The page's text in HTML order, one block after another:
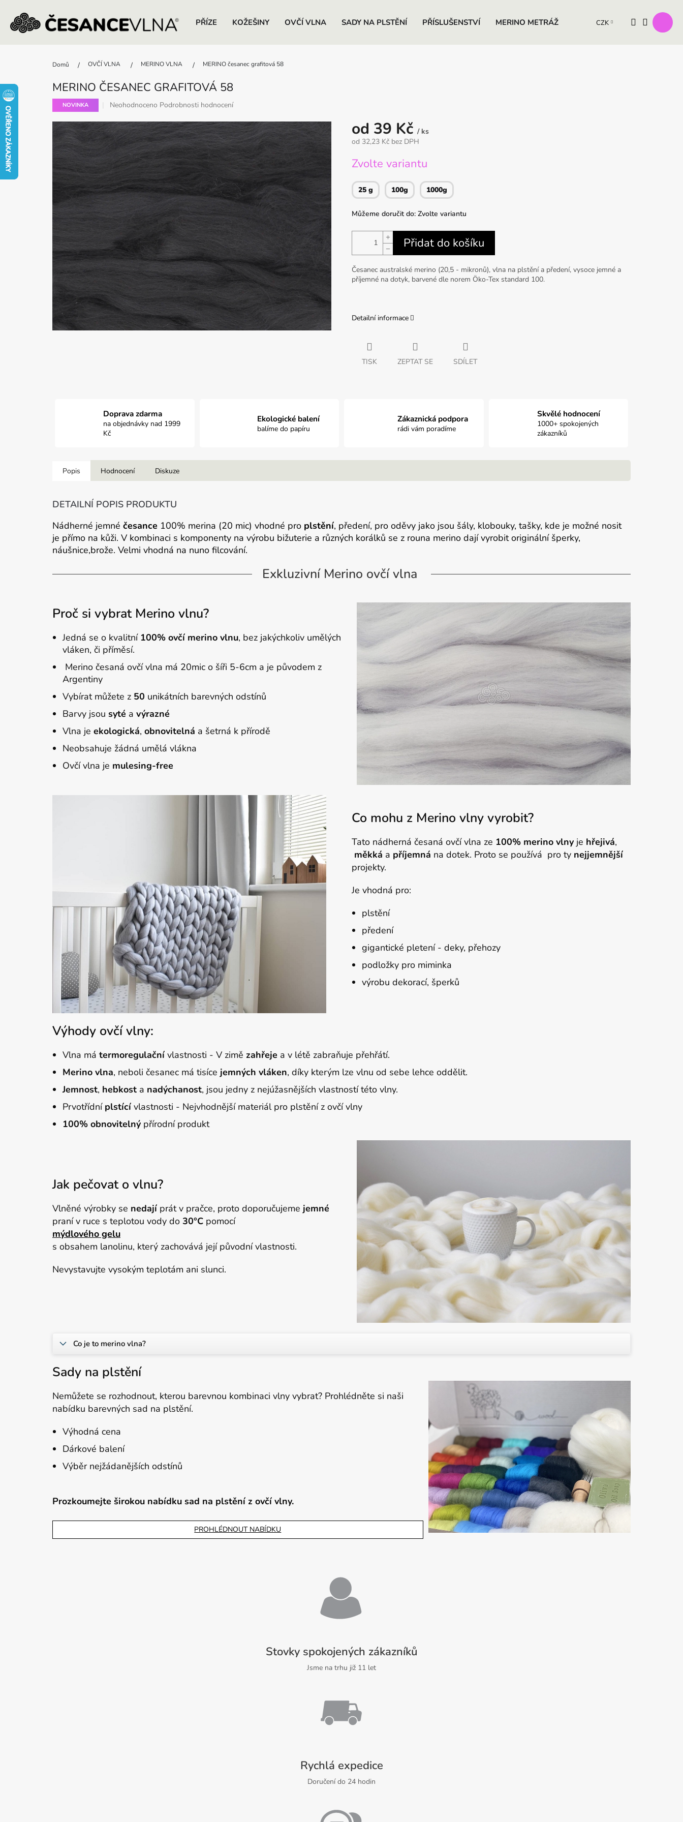
CZK
PŘÍZE KOŽEŠINY OVČÍ VLNA SADY NA PLSTĚNÍ PŘÍSLUŠENSTVÍ MERINO METRÁŽ VÝROBKY Z OVČÍ VLNY
Domů OVČÍ VLNA MERINO VLNA MERINO česanec grafitová 58
MERINO ČESANEC GRAFITOVÁ 58
NOVINKA
Průměrné
produktu
je
0,0
z
hvězdiček.
Neohodnoceno Podrobnosti hodnocení
od 39 Kč / ks
od 32,23 Kč bez DPH
cena:
Zvolte variantu
25 g 100g 1000g
Můžeme doručit do: Zvolte variantu
+
−
Přidat do košíku
Česanec australské merino (20,5 - mikronů), vlna na plstění a předení, vysoce jemné a
příjemné na dotyk, barvené dle norem Öko-Tex standard 100.
Detailní informace
TISK ZEPTAT SE SDÍLET
Doprava zdarma
na objednávky nad 1999
Kč
Ekologické balení
balíme do papíru
Zákaznická podpora
rádi vám poradíme
Skvělé hodnocení
1000+ spokojených
zákazníků
Popis Hodnocení Diskuze
DETAILNÍ POPIS PRODUKTU
Nádherné jemné česance 100% merina (20 mic) vhodné pro plstění, předení, pro oděvy jako jsou šály, klobouky, tašky, kde je možné nosit
je přímo na kůži. V kombinaci s komponenty na výrobu bižuterie a různých korálků se z rouna merino dají vyrobit originální šperky,
náušnice,brože. Velmi vhodná na nuno filcování.
Exkluzivní Merino ovčí vlna
Proč si vybrat Merino vlnu?
Jedná se o kvalitní 100% ovčí merino vlnu, bez jakýchkoliv umělých
vláken, či příměsí.
Merino česaná ovčí vlna má 20mic o šíři 5-6cm a je původem z
Argentiny
Vybírat můžete z 50 unikátních barevných odstínů
Barvy jsou syté a výrazné
Vlna je ekologická, obnovitelná a šetrná k přírodě
Neobsahuje žádná umělá vlákna
Ovčí vlna je mulesing-free
Co mohu z Merino vlny vyrobit?
Tato nádherná česaná ovčí vlna ze 100% merino vlny je hřejivá,
měkká a příjemná na dotek. Proto se používá pro ty nejjemnější
projekty.
Je vhodná pro:
plstění
předení
gigantické pletení - deky, přehozy
podložky pro miminka
výrobu dekorací, šperků
Výhody ovčí vlny:
Vlna má termoregulační vlastnosti - V zimě zahřeje a v létě zabraňuje přehřátí.
Merino vlna, neboli česanec má tisíce jemných vláken, díky kterým lze vlnu od sebe lehce oddělit.
Jemnost, hebkost a nadýchanost, jsou jedny z nejúžasnějších vlastností této vlny.
Prvotřídní plstící vlastnosti - Nejvhodnější materiál pro plstění z ovčí vlny
100% obnovitelný přírodní produkt
Jak pečovat o vlnu?
Vlněné výrobky se nedají prát v pračce, proto doporučujeme jemné
praní v ruce s teplotou vody do 30°C pomocí
mýdlového gelu
s obsahem lanolinu, který zachovává její původní vlastnosti.
Nevystavujte vysokým teplotám ani slunci.
Co je to merino vlna?
Sady na plstění
Nemůžete se rozhodnout, kterou barevnou kombinaci vlny vybrat? Prohlédněte si naši
nabídku barevných sad na plstění.
Výhodná cena
Dárkové balení
Výběr nejžádanějších odstínů
Prozkoumejte širokou nabídku sad na plstění z ovčí vlny.
PROHLÉDNOUT NABÍDKU
Stovky spokojených zákazníků
Jsme na trhu již 11 let
Rychlá expedice
Doručení do 24 hodin